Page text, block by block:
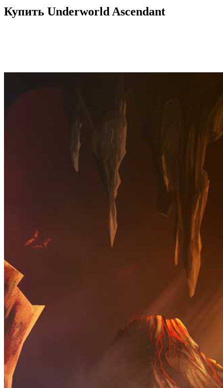
Купить Underworld Ascendant